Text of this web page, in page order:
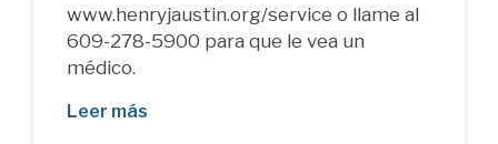
www.henryjaustin.org/service o llame al
609-278-5900 para que le vea un
médico.
Leer más